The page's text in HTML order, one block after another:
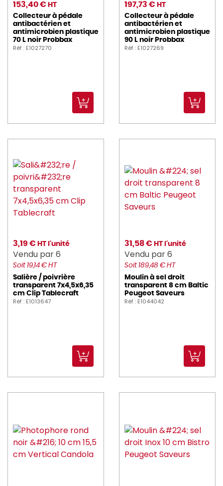
essentialcollection (6)
ETERNUM (20)
FAIRY (1)
gimetal (2)
hendi (2)
HUHTAMAKI (2)
JVD (22)
KOLOSSAL (1)
kraft_you (2)
L_TELLIER (3)
LA_ROCHERE (13)
lesnouvellespailles (1)
LUIGI_BORMIOLI (6)
MEALPLAK (2)
MOLINEL (3)
153,40 € HT
Collecteur à pédale
antibactérien et
antimicrobien plastique
70 L noir Probbax
Réf : E1027270
197,73 € HT
Collecteur à pédale
antibactérien et
antimicrobien plastique
90 L noir Probbax
Réf : E1027269
3,19 € HT l'unité
Vendu par 6
Soit 19,14 € HT
Salière / poivrière
transparent 7x4,5x6,35
cm Clip Tablecraft
Réf : E1013647
31,58 € HT l'unité
Vendu par 6
Soit 189,48 € HT
Moulin à sel droit
transparent 8 cm Baltic
Peugeot Saveurs
Réf : E1044042